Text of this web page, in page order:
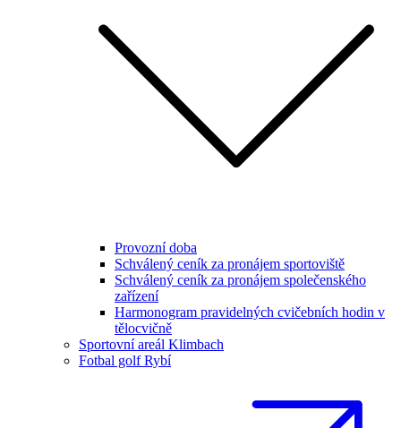
Provozní doba
Schválený ceník za pronájem sportoviště
Schválený ceník za pronájem společenského
zařízení
Harmonogram pravidelných cvičebních hodin v
tělocvičně
Sportovní areál Klimbach
Fotbal golf Rybí